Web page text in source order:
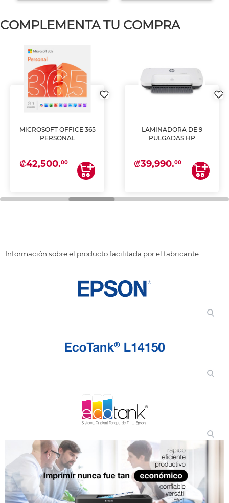
COMPLEMENTA TU COMPRA
MICROSOFT OFFICE 365
PERSONAL
₡42,500.00
LAMINADORA DE 9
PULGADAS HP
₡39,990.00
Información sobre el producto facilitada por el fabricante